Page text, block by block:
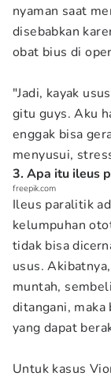
nyaman saat
disebabkan
obat bius di
"Jadi, kayak
gitu guys. Aku
enggak bisa
menyusui,
3. Apa itu ileus
freepik.com
Ileus paralitik
kelumpuhan
tidak bisa
usus.
muntah,
ditangani, maka
yang dapat
Untuk kasus